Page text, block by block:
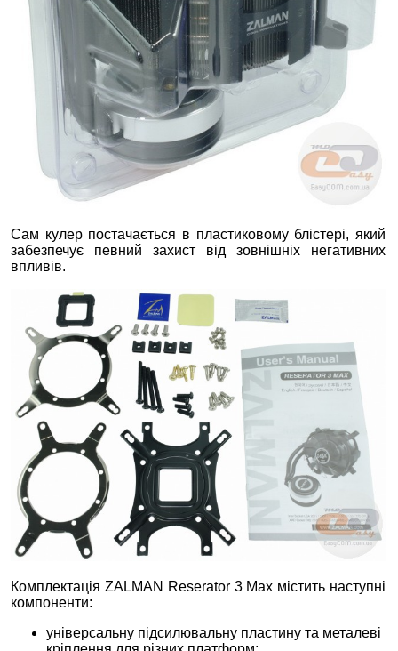
Сам кулер постачається в пластиковому блістері, який
забезпечує певний захист від зовнішніх негативних
впливів.
Комплектація ZALMAN Reserator 3 Max містить наступні
компоненти:
універсальну підсилювальну пластину та металеві